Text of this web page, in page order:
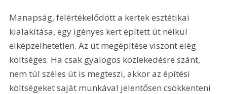
Manapság, felértékelődött a kertek esztétikai
kialakítása, egy igényes kert épített út nélkül
elképzelhetetlen. Az út megépítése viszont elég
költséges. Ha csak gyalogos közlekedésre szánt,
nem túl széles út is megteszi, akkor az építési
költségeket saját munkával jelentősen csökkenteni